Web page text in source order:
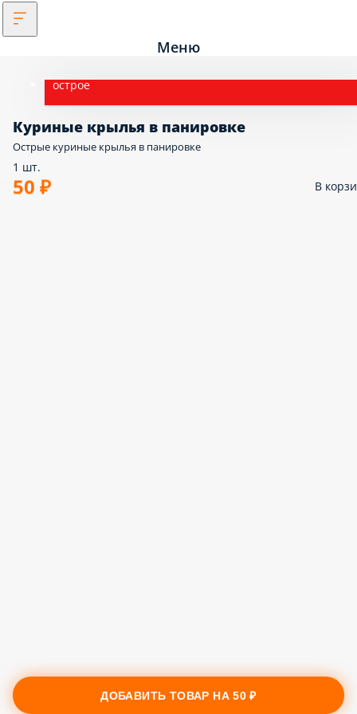
Меню
острое
Куриные крылья в панировке
Острые куриные крылья в панировке
1 шт.
50 ₽ В
ДОБАВИТЬ ТОВАР НА50 ₽